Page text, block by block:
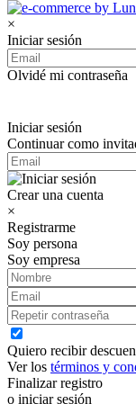
×
Iniciar sesión
Olvidé mi contraseña
Iniciar sesión
Continuar como
Crear una cuenta
×
Registrarme
Soy persona
Soy empresa
Quiero recibir
Ver los términos y
Finalizar registro
o iniciar sesión